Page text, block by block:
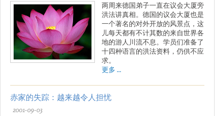
两周来德国弟子一直在议会大厦旁
洪法讲真相。德国的议会大厦也是
一个著名的对外开放的风景点，这
儿每天都有不计其数的来自世界各
地的游人川流不息。学员们准备了
十四种语言的洪法资料，仍供不应
求。
更多 ...
赤家的失踪：越来越令人担忧
2001-09-03